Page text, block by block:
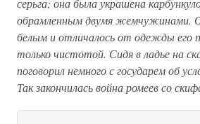
обрамленным двумя жемчужинами.
белым и отличалось от одежды его
только чистотой. Сидя в ладье на
поговорил немного с государем об
Так закончилась война ромеев со